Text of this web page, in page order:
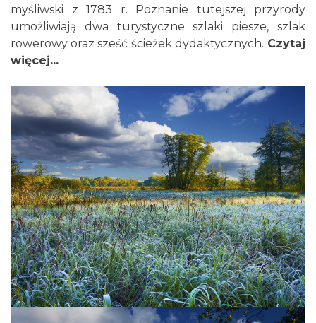
myśliwski z 1783 r. Poznanie tutejszej przyrody
umożliwiają dwa turystyczne szlaki piesze, szlak
rowerowy oraz sześć ścieżek dydaktycznych. Czytaj
więcej...